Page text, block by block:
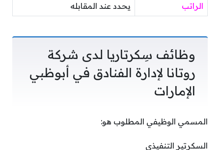
الراتب يحدد عند المقابله
وظائف سِكرتاريا لدى شركة
روتانا لإدارة الفنادق في أبوظبي
الإمارات
المسمي الوظيفي المطلوب هو:
السكرتير التنفيذي